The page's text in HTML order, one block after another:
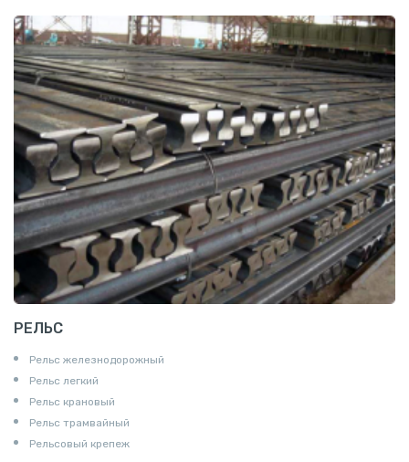
РЕЛЬС
Рельс железнодорожный
Рельс легкий
Рельс крановый
Рельс трамвайный
Рельсовый крепеж